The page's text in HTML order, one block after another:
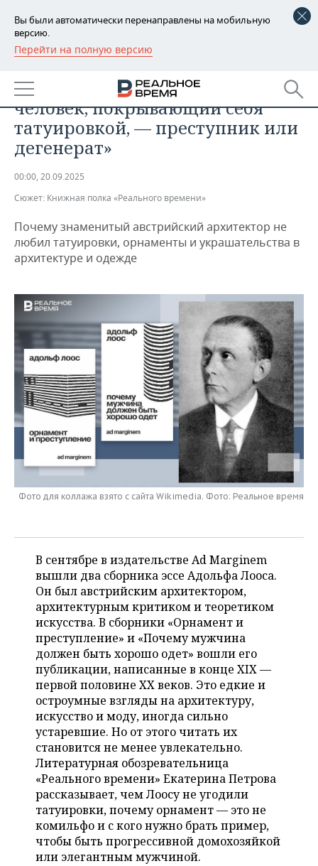
Вы были автоматически перенаправлены на мобильную
версию.
Перейти на полную версию
РЕГИОНЫ
БАШКОРТОСТАН
ТАТАРСТАН
УДМУРТИЯ
НОВОСТИ
АНАЛИТИКА
НОВОСТИ АНАЛИТИКИ
ДЕКЛАРАЦИИ О ДОХОДАХ
ВУЗЫ ТАТАРСТАНА
ТАТАРСТАНА
ЭКОНОМИКА
НОВОСТИ ЭКОНОМИКИ
БАНКИ
ИНВЕСТИЦИИ
ПРОМЫШЛЕННОСТЬ
ПРОМЫШЛЕННОСТИ
АГРОПРОМ
НЕФТЕХИМИЯ
НЕФТЬ
ОПК
ЭНЕРГЕТИКА
НОВОСТИ НЕДВИЖИМОСТИ
АВТО
НОВОСТИ БИЗНЕСА
РОЗНИЧНАЯ ТОРГОВЛЯ
ТРАНСПОРТ
УСЛУГИ
ТЕХНОЛОГИИ
НОВОСТИ ТЕХНОЛОГИЙ
IT
МЕДИА
ТЕЛЕКОММУНИКАЦИИ
МЕРОПРИЯТИЯ
НОВОСТИ МЕРОПРИЯТИЙ
ВЫЕЗДНАЯ РЕДАКЦИЯ
БИЗНЕС-БРАНЧИ
СПОРТ
НОВОСТИ СПОРТА
ФУТБОЛ
ВОЛЕЙБОЛ
КИБЕРСПОРТ
ФИГУРНОЕ КАТАНИЕ
ВОДНЫЕ ВИДЫ СПОРТА
ХОККЕЙ С МЯЧОМ
ОБЩЕСТВО
НОВОСТИ ОБЩЕСТВА
ИСТОРИЯ
КУЛЬТУРА
МЕДИЦИНА
ОБРАЗОВАНИЕ
ПРОИСШЕСТВИЯ
ФОТОГАЛЕРЕЯ
СПИСОК ПЕРСОН
СПИСОК КОМПАНИЙ
ПОЛНАЯ ВЕРСИЯ
Адольф Лоос: «Современный
человек, покрывающий себя
татуировкой, — преступник или
дегенерат»
00:00, 20.09.2025
Сюжет: Книжная полка «Реального времени»
Почему знаменитый австрийский архитектор не
любил татуировки, орнаменты и украшательства в
архитектуре и одежде
Фото для коллажа взято с сайта Wikimedia. Фото: Реальное время
В сентябре в издательстве Ad Marginem
вышли два сборника эссе Адольфа Лооса.
Он был австрийским архитектором,
архитектурным критиком и теоретиком
искусства. В сборники «Орнамент и
преступление» и «Почему мужчина
должен быть хорошо одет» вошли его
публикации, написанные в конце XIX —
первой половине XX веков. Это едкие и
остроумные взгляды на архитектуру,
искусство и моду, иногда сильно
устаревшие. Но от этого читать их
становится не менее увлекательно.
Литературная обозревательница
«Реального времени» Екатерина Петрова
рассказывает, чем Лоосу не угодили
татуировки, почему орнамент — это не
комильфо и с кого нужно брать пример,
чтобы быть прогрессивной домохозяйкой
или элегантным мужчиной.